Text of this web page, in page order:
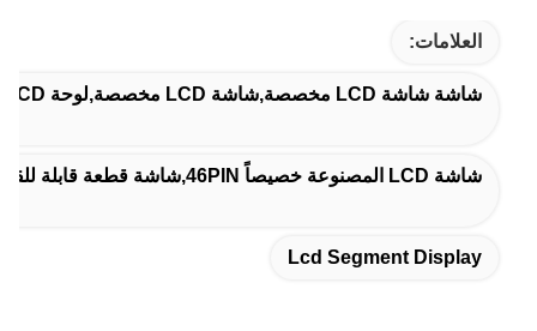
العلامات:
شاشة شاشة LCD مخصصة,شاشة LCD مخصصة,لوحة LCD مخصصة
شاشة LCD المصنوعة خصيصاً 46PIN,شاشة قطعة قابلة للقراءة تحت ضوء الشمس,شاشة LCD العاكسة القابلة للقراءة من أشعة الشمس
Lcd Segment Display